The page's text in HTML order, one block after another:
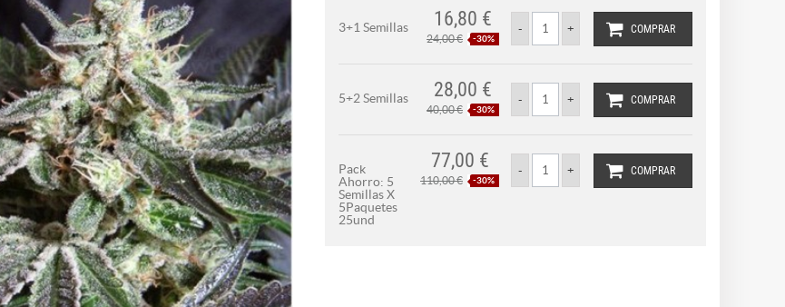
3+1 Semillas COMPRAR
16,80 €
24,00 € -30%
5+2 Semillas COMPRAR
28,00 €
40,00 € -30%
Pack
Ahorro: 5
Semillas X
5Paquetes
25und
COMPRAR
77,00 €
110,00 € -30%